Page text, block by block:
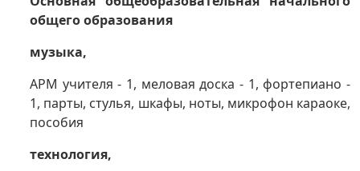
общего образования
музыка,
АРМ учителя - 1, меловая доска - 1, фортепиано -
1, парты, стулья, шкафы, ноты, микрофон караоке,
пособия
технология,